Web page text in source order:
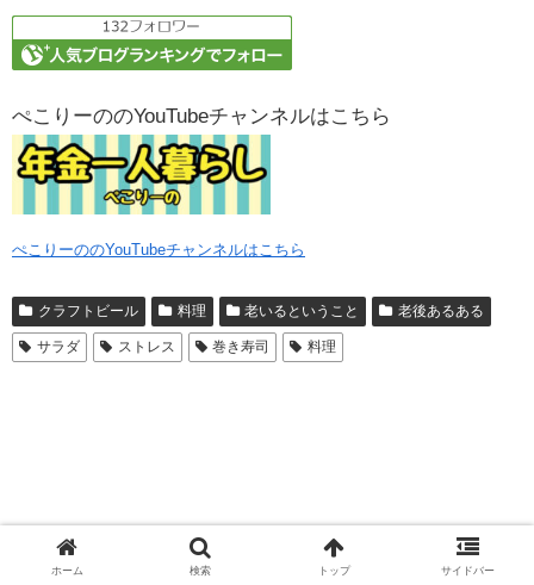
ぺこりーののYouTubeチャンネルはこちら
ぺこりーののYouTubeチャンネルはこちら
クラフトビール 料理 老いるということ 老後あるある
サラダ ストレス 巻き寿司 料理
ホーム 検索 トップ サイドバー